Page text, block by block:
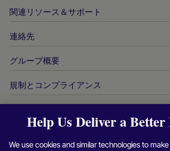
リアルタイム決済
発行
決済方法
APM
オーソリ最適化
不正行為＆リスク管理
チャージバックの解決
企業間（B2B）
金融サービス
政府からの支払い
旅行＆モビリティ
暗号通貨プラットフォーム＆両替
API 参照ドキュメント
ドキュメントセンター
当社との提携
パートナー製品＆ソリューション
技術パートナー
パートナー DNA
パートナーの洞察
関連リソース＆サポート
お客様サポート
加盟店向けリソース
業界レポート
連絡先
販売に関するお問い合わせ
最高経営責任者室
カナダ行動規範
企業情報
加盟店紹介プログラム
グループ概要
当社について
採用情報
ケーススタディ
ブログ
規制とコンプライアンス
現代奴隷制対策報告（英国）
ログイン お
Help Us Deliver a Better
We use cookies and similar technologies to